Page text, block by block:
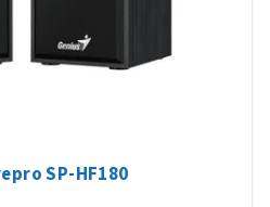
SP-HF180